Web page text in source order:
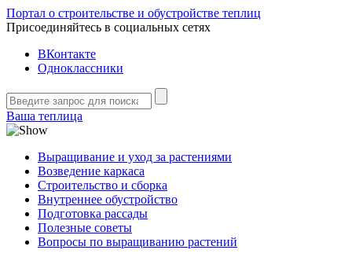
Портал о строительстве и обустройстве теплиц
Присоединяйтесь в социальных сетях
ВКонтакте
Одноклассники
Ваша теплица
Выращивание и уход за растениями
Возведение каркаса
Строительство и сборка
Внутреннее обустройство
Подготовка рассады
Полезные советы
Вопросы по выращиванию растений